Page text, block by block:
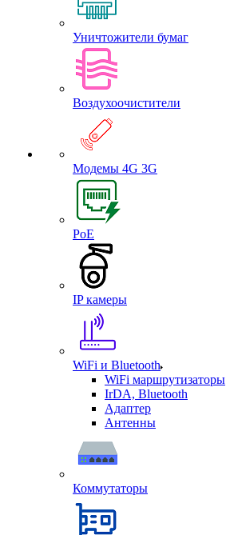
Уничтожители бумаг
Воздухоочистители
Модемы 4G 3G
PoE
IP камеры
WiFi и Bluetooth
WiFi маршрутизаторы
IrDA, Bluetooth
Адаптер
Антенны
Коммутаторы